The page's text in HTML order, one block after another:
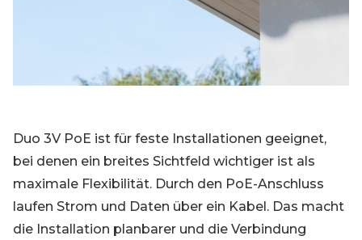
Duo 3V PoE ist für feste Installationen geeignet,
bei denen ein breites Sichtfeld wichtiger ist als
maximale Flexibilität. Durch den PoE-Anschluss
laufen Strom und Daten über ein Kabel. Das macht
die Installation planbarer und die Verbindung